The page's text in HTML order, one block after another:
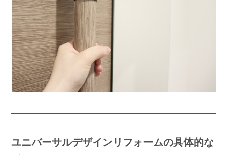
ユニバーサルデザインリフォームの具体的な